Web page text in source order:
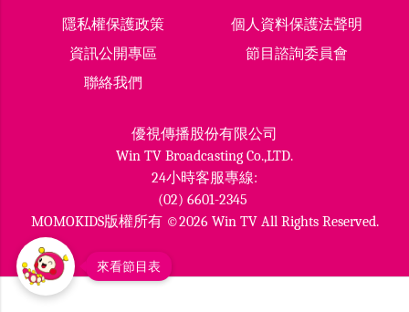
隱私權保護政策
個人資料保護法聲明
資訊公開專區
節目諮詢委員會
聯絡我們
優視傳播股份有限公司
Win TV Broadcasting Co.,LTD.
24小時客服專線:
(02) 6601-2345
MOMOKIDS版權所有 ©2026 Win TV All Rights Reserved.
來看節目表